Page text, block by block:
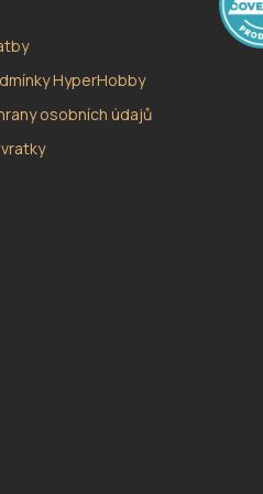
HyperHobby
osobních údajů